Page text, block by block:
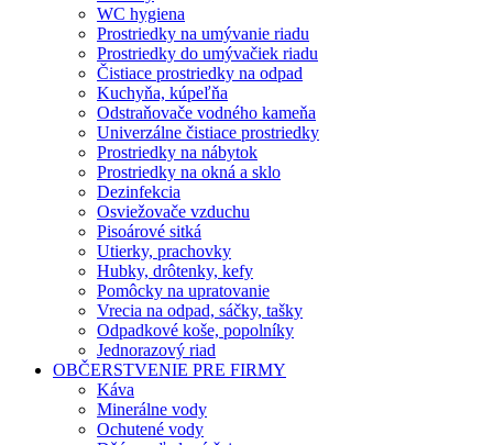
WC hygiena
Prostriedky na umývanie riadu
Prostriedky do umývačiek riadu
Čistiace prostriedky na odpad
Kuchyňa, kúpeľňa
Odstraňovače vodného kameňa
Univerzálne čistiace prostriedky
Prostriedky na nábytok
Prostriedky na okná a sklo
Dezinfekcia
Osviežovače vzduchu
Pisoárové sitká
Utierky, prachovky
Hubky, drôtenky, kefy
Pomôcky na upratovanie
Vrecia na odpad, sáčky, tašky
Odpadkové koše, popolníky
Jednorazový riad
OBČERSTVENIE PRE FIRMY
Káva
Minerálne vody
Ochutené vody